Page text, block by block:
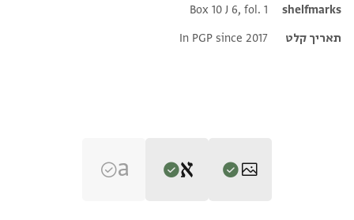
shelfmarks
Box 10 J 6, fol. 1
תאריך קלט
In PGP since 2017